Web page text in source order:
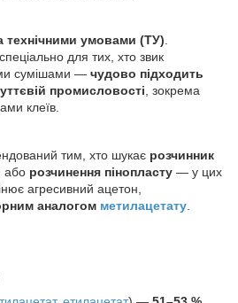
технічними умовами (ТУ)
для тих, хто звик
сумішами — чудово підходить
промисловості , зокрема
клеїв.
тим, хто шукає розчинник
або розчинення пінопласту — у цих
агресивний ацетон,
аналогом метилацетату